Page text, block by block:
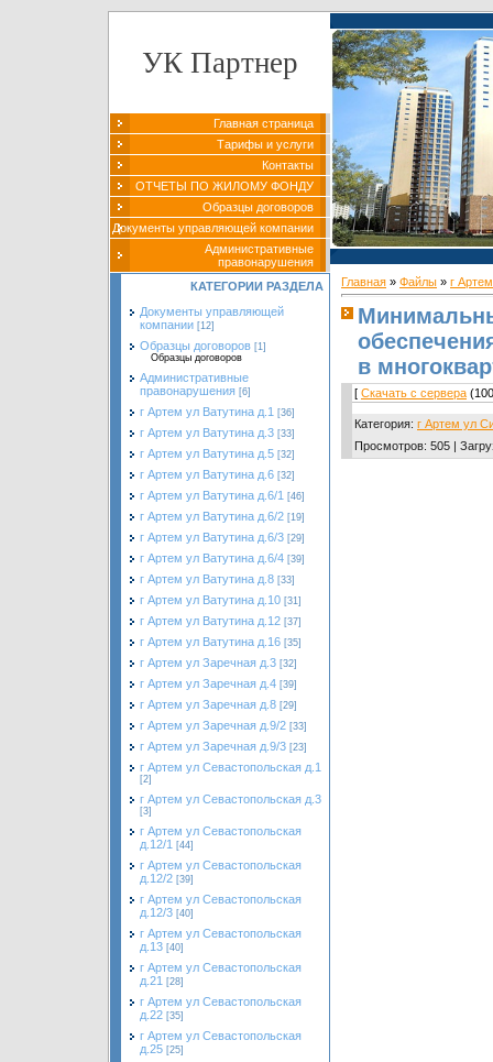
УК Партнер
Главная страница
Тарифы и услуги
Контакты
ОТЧЕТЫ ПО ЖИЛОМУ ФОНДУ
Образцы договоров
Документы управляющей компании
Административные
правонарушения
КАТЕГОРИИ РАЗДЕЛА
Документы управляющей
компании [12]
Образцы договоров [1]
Образцы договоров
Административные
правонарушения [6]
г Артем ул Ватутина д.1 [36]
г Артем ул Ватутина д.3 [33]
г Артем ул Ватутина д.5 [32]
г Артем ул Ватутина д.6 [32]
г Артем ул Ватутина д.6/1 [46]
г Артем ул Ватутина д.6/2 [19]
г Артем ул Ватутина д.6/3 [29]
г Артем ул Ватутина д.6/4 [39]
г Артем ул Ватутина д.8 [33]
г Артем ул Ватутина д.10 [31]
г Артем ул Ватутина д.12 [37]
г Артем ул Ватутина д.16 [35]
г Артем ул Заречная д.3 [32]
г Артем ул Заречная д.4 [39]
г Артем ул Заречная д.8 [29]
г Артем ул Заречная д.9/2 [33]
г Артем ул Заречная д.9/3 [23]
г Артем ул Севастопольская д.1
[2]
г Артем ул Севастопольская д.3
[3]
г Артем ул Севастопольская
д.12/1 [44]
г Артем ул Севастопольская
д.12/2 [39]
г Артем ул Севастопольская
д.12/3 [40]
г Артем ул Севастопольская
д.13 [40]
г Артем ул Севастопольская
д.21 [28]
г Артем ул Севастопольская
д.22 [35]
г Артем ул Севастопольская
д.25 [25]
Главная » Файлы » г
в
[ Скачать с сервера
Категория: г Артем ул
Просмотров: 505 |